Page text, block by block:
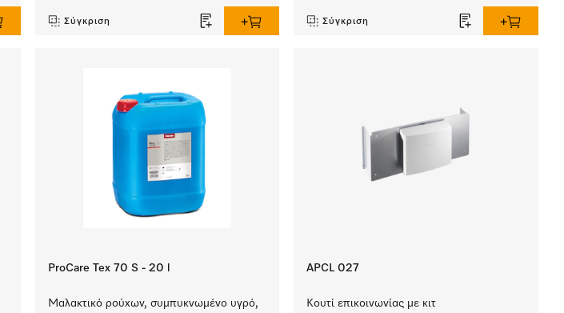
Σύγκριση Σύγκριση
ProCare Tex 70 S - 20 l
Μαλακτικό ρούχων, συμπυκνωμένο υγρό,
APCL 027
Κουτί επικοινωνίας με κιτ